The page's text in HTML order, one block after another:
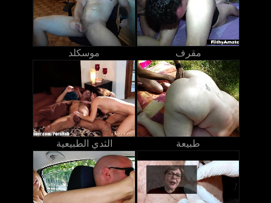
موسكلد مقرف
الثدي الطبيعية طبيعة